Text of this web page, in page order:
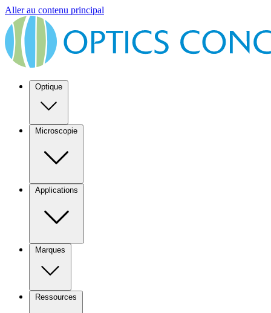
Aller au contenu principal
Optique
Microscopie
Applications
Marques
Ressources